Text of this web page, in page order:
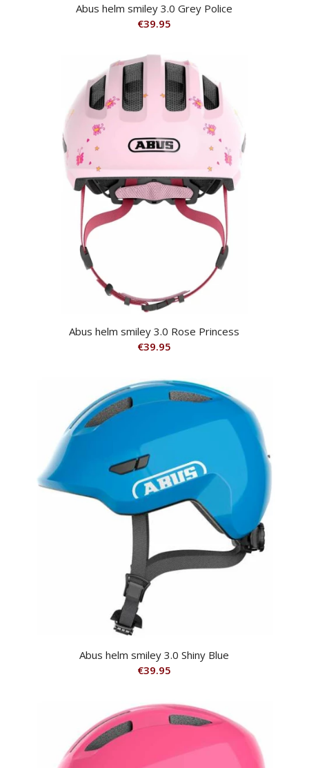
Abus helm smiley 3.0 Grey Police
€39.95
Abus helm smiley 3.0 Rose Princess
€39.95
Abus helm smiley 3.0 Shiny Blue
€39.95